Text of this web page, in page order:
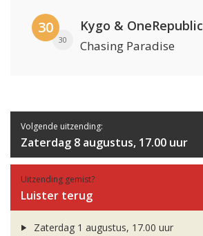
30
30
Kygo & OneRepublic
Chasing Paradise
Volgende uitzending:
Zaterdag 8 augustus, 17.00 uur
Uitzending gemist?
Luister terug
Zaterdag 1 augustus, 17.00 uur